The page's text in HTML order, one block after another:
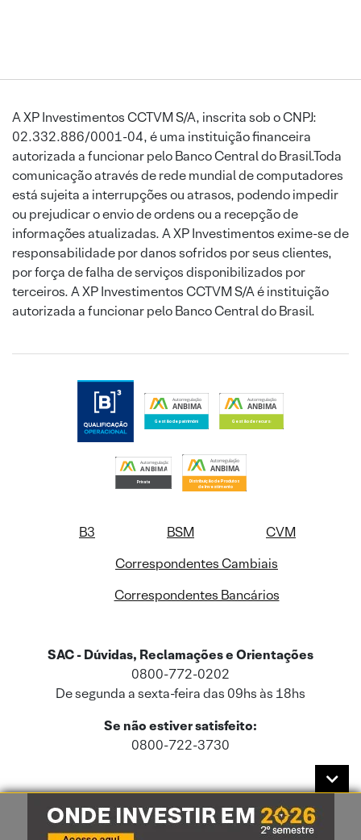
A XP Investimentos CCTVM S/A, inscrita sob o CNPJ:
02.332.886/0001-04, é uma instituição financeira
autorizada a funcionar pelo Banco Central do Brasil.Toda
comunicação através de rede mundial de computadores
está sujeita a interrupções ou atrasos, podendo impedir
ou prejudicar o envio de ordens ou a recepção de
informações atualizadas. A XP Investimentos exime-se de
responsabilidade por danos sofridos por seus clientes,
por força de falha de serviços disponibilizados por
terceiros. A XP Investimentos CCTVM S/A é instituição
autorizada a funcionar pelo Banco Central do Brasil.
B3 BSM
CVM
Correspondentes Cambiais
Correspondentes Bancários
SAC - Dúvidas, Reclamações e Orientações
0800-772-0202
De segunda a sexta-feira das 09hs às 18hs
Se não estiver satisfeito:
0800-722-3730
Este site usa cookies e dados pessoais de acordo com a nossaPolítica de
Cookies
e a nossaPolítica de Privacidade.